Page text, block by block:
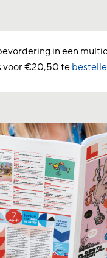
in een
voor €20,50 te